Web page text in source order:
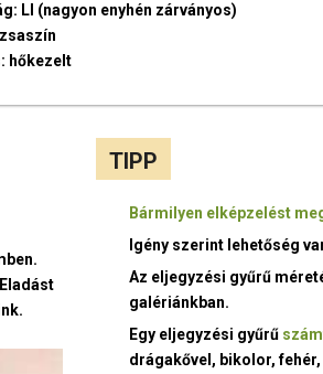
LI (nagyon enyhén zárványos)
hőkezelt
TIPP
Bármilyen elképzelést
Igény szerint lehetőség
Az eljegyzési gyűrű
galériánkban.
Egy eljegyzési gyűrű
drágakővel, bikolor,